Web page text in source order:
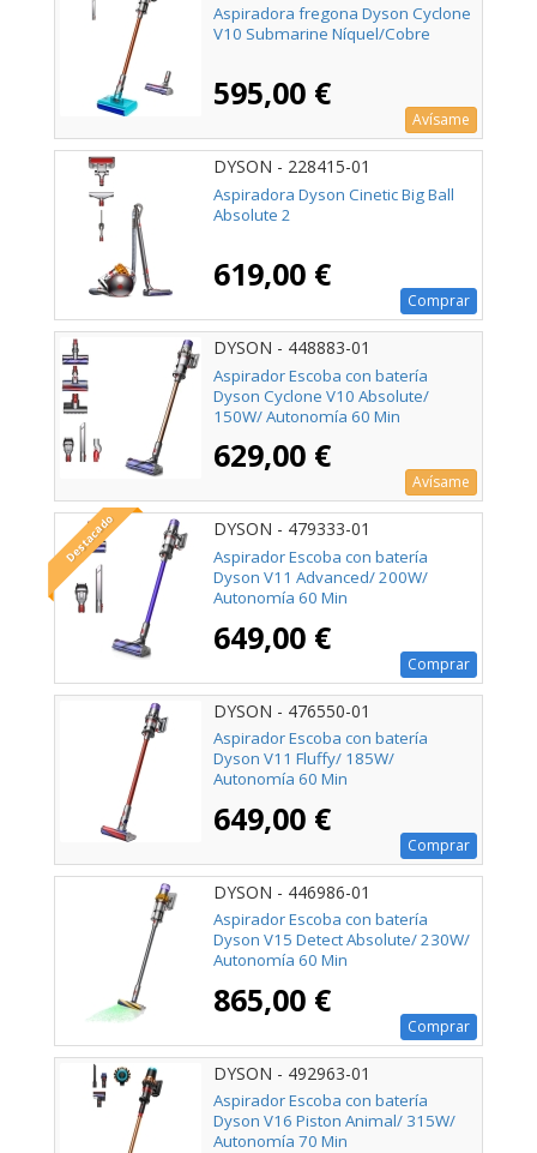
Aspiradora fregona Dyson Cyclone
V10 Submarine Níquel/Cobre
595,00 €
Avísame
DYSON - 228415-01
Aspiradora Dyson Cinetic Big Ball
Absolute 2
619,00 €
Comprar
DYSON - 448883-01
Aspirador Escoba con batería
Dyson Cyclone V10 Absolute/
150W/ Autonomía 60 Min
629,00 €
Avísame
Destacado DYSON - 479333-01
Aspirador Escoba con batería
Dyson V11 Advanced/ 200W/
Autonomía 60 Min
649,00 €
Comprar
DYSON - 476550-01
Aspirador Escoba con batería
Dyson V11 Fluffy/ 185W/
Autonomía 60 Min
649,00 €
Comprar
DYSON - 446986-01
Aspirador Escoba con batería
Dyson V15 Detect Absolute/ 230W/
Autonomía 60 Min
865,00 €
Comprar
DYSON - 492963-01
Aspirador Escoba con batería
Dyson V16 Piston Animal/ 315W/
Autonomía 70 Min